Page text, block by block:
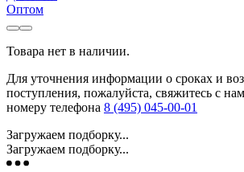
Оптом
Товара нет в наличии.
Для уточнения информации о сроках и
поступления, пожалуйста, свяжитесь с
номеру телефона 8 (495) 045-00-01
Загружаем подборку...
Загружаем подборку...